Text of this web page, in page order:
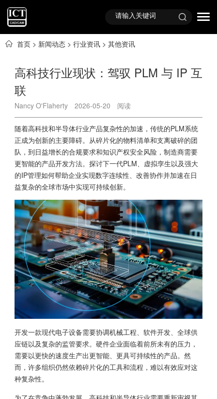
首页 > 新闻动态 > 行业资讯 > 其他资讯
高科技行业现状：驾驭 PLM 与 IP 互
联
Nancy O'Flaherty 2026-05-20 阅读
随着高科技和半导体行业产品复杂性的加速，传统的PLM系统
正成为创新的主要障碍。从碎片化的物料清单和支离破碎的团
队，到日益增长的合规要求和知识产权安全风险，制造商需要
更智能的产品开发方法。探讨下一代PLM、虚拟孪生以及强大
的IP管理如何帮助企业实现数字连续性、改善协作并加速在日
益复杂的全球市场中实现可持续创新。
开发一款现代电子设备需要协调机械工程、软件开发、全球供
应链以及复杂的监管要求。硬件企业面临着前所未有的压力，
需要以更快的速度生产出更智能、更具可持续性的产品。然
而，许多组织仍然依赖碎片化的工具和流程，难以有效应对这
种复杂性。